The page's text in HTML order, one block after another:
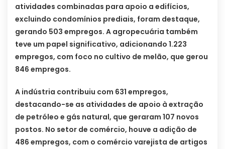
atividades combinadas para apoio a edifícios,
excluindo condomínios prediais, foram destaque,
gerando 503 empregos. A agropecuária também
teve um papel significativo, adicionando 1.223
empregos, com foco no cultivo de melão, que gerou
846 empregos.
A indústria contribuiu com 631 empregos,
destacando-se as atividades de apoio à extração
de petróleo e gás natural, que geraram 107 novos
postos. No setor de comércio, houve a adição de
486 empregos, com o comércio varejista de artigos